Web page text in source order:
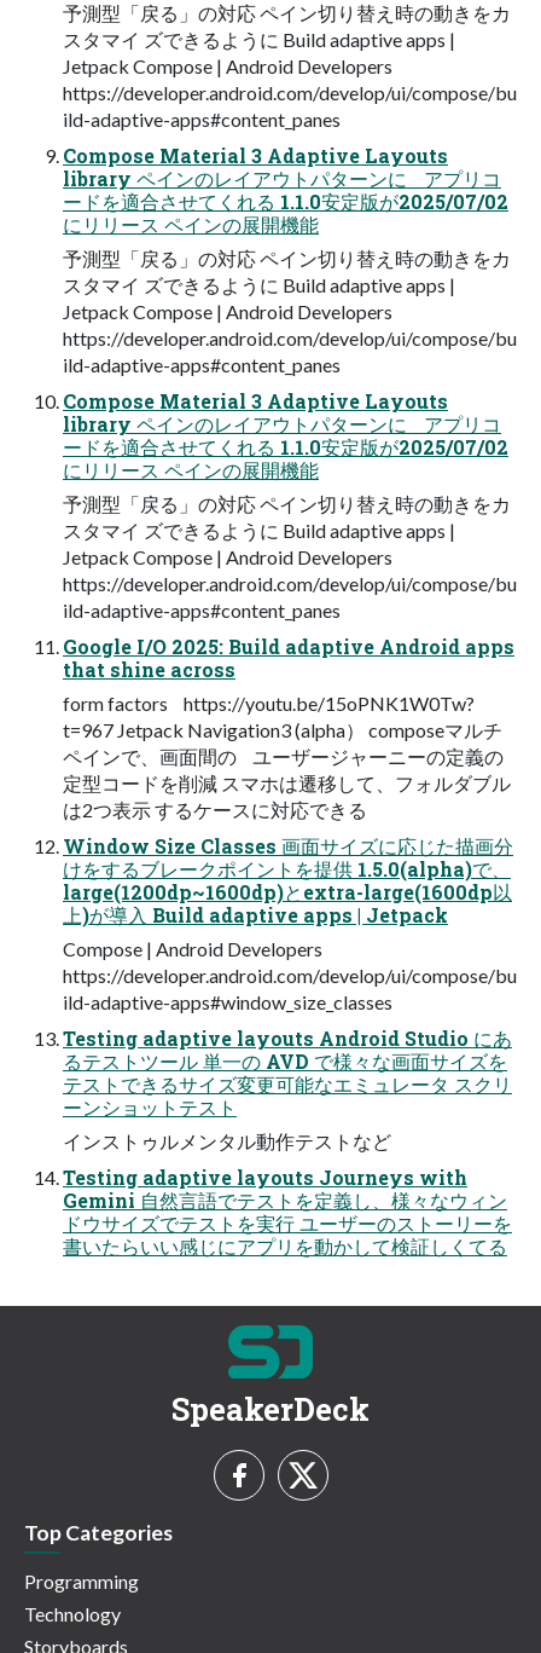
予測型「戻る」の対応 ペイン切り替え時の動きをカ
スタマイ ズできるように Build adaptive apps |
Jetpack Compose | Android Developers
https://developer.android.com/develop/ui/compose/bu
ild-adaptive-apps#content_panes
Compose Material 3 Adaptive Layouts
library ペインのレイアウトパターンに アプリコ
ードを適合させてくれる 1.1.0安定版が2025/07/02
にリリース ペインの展開機能
予測型「戻る」の対応 ペイン切り替え時の動きをカ
スタマイ ズできるように Build adaptive apps |
Jetpack Compose | Android Developers
https://developer.android.com/develop/ui/compose/bu
ild-adaptive-apps#content_panes
Compose Material 3 Adaptive Layouts
library ペインのレイアウトパターンに アプリコ
ードを適合させてくれる 1.1.0安定版が2025/07/02
にリリース ペインの展開機能
予測型「戻る」の対応 ペイン切り替え時の動きをカ
スタマイ ズできるように Build adaptive apps |
Jetpack Compose | Android Developers
https://developer.android.com/develop/ui/compose/bu
ild-adaptive-apps#content_panes
Google I/O 2025: Build adaptive Android apps
that shine across
form factors https://youtu.be/15oPNK1W0Tw?
t=967 Jetpack Navigation3 (alpha） composeマルチ
ペインで、画面間の ユーザージャーニーの定義の
定型コードを削減 スマホは遷移して、フォルダブル
は2つ表示 するケースに対応できる
Window Size Classes 画面サイズに応じた描画分
けをするブレークポイントを提供 1.5.0(alpha)で、
large(1200dp~1600dp)とextra-large(1600dp以
上)が導入 Build adaptive apps | Jetpack
Compose | Android Developers
https://developer.android.com/develop/ui/compose/bu
ild-adaptive-apps#window_size_classes
Testing adaptive layouts Android Studio にあ
るテストツール 単一の AVD で様々な画面サイズを
テストできるサイズ変更可能なエミュレータ スクリ
ーンショットテスト
インストゥルメンタル動作テストなど
Testing adaptive layouts Journeys with
Gemini 自然言語でテストを定義し、様々なウィン
ドウサイズでテストを実行 ユーザーのストーリーを
書いたらいい感じにアプリを動かして検証しくてる
SpeakerDeck
Top Categories
Programming
Technology
Storyboards